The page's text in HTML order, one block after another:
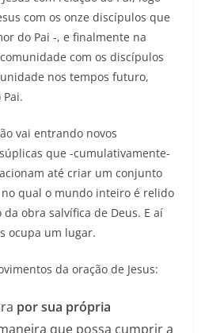
com os onze discípulos que
do Pai -, e finalmente na
com os discípulos
nos tempos futuro,
vai entrando novos
que -cumulativamente-
até criar um conjunto
qual o mundo inteiro é relido
obra salvífica de Deus. E aí
ocupa um lugar.
da oração de Jesus:
por sua própria
que possa cumprir a